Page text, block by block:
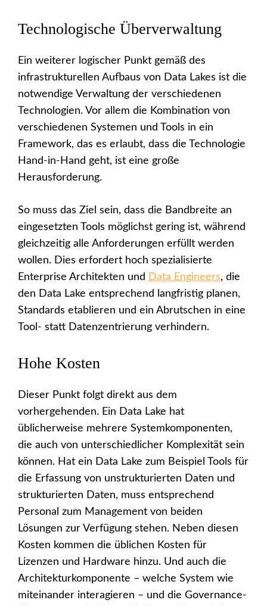
Technologische Überverwaltung
Ein weiterer logischer Punkt gemäß des
infrastrukturellen Aufbaus von Data Lakes ist die
notwendige Verwaltung der verschiedenen
Technologien. Vor allem die Kombination von
verschiedenen Systemen und Tools in ein
Framework, das es erlaubt, dass die Technologie
Hand-in-Hand geht, ist eine große
Herausforderung.
So muss das Ziel sein, dass die Bandbreite an
eingesetzten Tools möglichst gering ist, während
gleichzeitig alle Anforderungen erfüllt werden
wollen. Dies erfordert hoch spezialisierte
Enterprise Architekten und Data Engineers, die
den Data Lake entsprechend langfristig planen,
Standards etablieren und ein Abrutschen in eine
Tool- statt Datenzentrierung verhindern.
Hohe Kosten
Dieser Punkt folgt direkt aus dem
vorhergehenden. Ein Data Lake hat
üblicherweise mehrere Systemkomponenten,
die auch von unterschiedlicher Komplexität sein
können. Hat ein Data Lake zum Beispiel Tools für
die Erfassung von unstrukturierten Daten und
strukturierten Daten, muss entsprechend
Personal zum Management von beiden
Lösungen zur Verfügung stehen. Neben diesen
Kosten kommen die üblichen Kosten für
Lizenzen und Hardware hinzu. Und auch die
Architekturkomponente – welche System wie
miteinander interagieren – und die Governance-